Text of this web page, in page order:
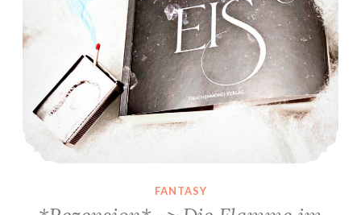
FANTASY